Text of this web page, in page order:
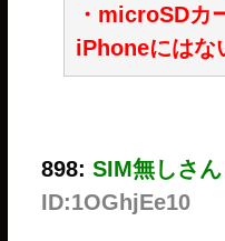
・microSDカ
iPhoneにはな
898: SIM無しさ
ID:1OGhjEe10